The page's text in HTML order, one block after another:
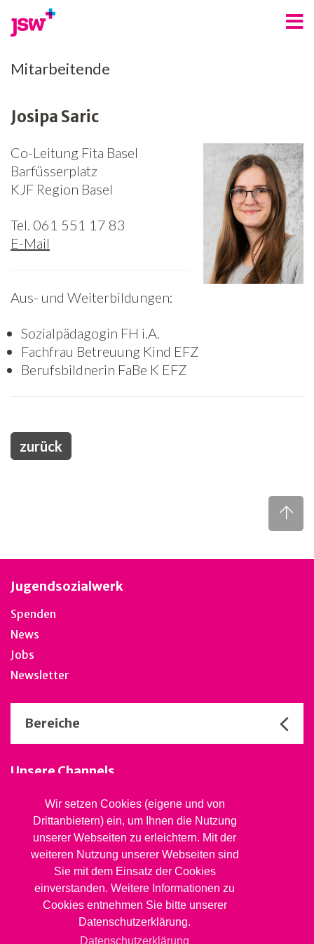
Wir setzen Cookies (eigene und von
Drittanbietern) ein, um Ihnen die Nutzung
unserer Webseiten zu erleichtern. Mit der
weiteren Nutzung unserer Webseiten sind
Sie mit dem Einsatz der Cookies
einverstanden. Weitere Informationen zu
Cookies entnehmen Sie bitte unserer
Datenschutzerklärung.
Datenschutzerklärung
Angebote
Über uns
Spenden
Freiwilligenarbeit
Kontakt
Jobs
Mitarbeitende
Josipa Saric
Co-Leitung Fita Basel
Barfüsserplatz
KJF Region Basel
Tel. 061 551 17 83
E-Mail
Aus- und Weiterbildungen:
Sozialpädagogin FH i.A.
Fachfrau Betreuung Kind EFZ
Berufsbildnerin FaBe K EFZ
zurück
Jugendsozialwerk
Spenden
News
Jobs
Newsletter
Bereiche
Unsere Channels
Stiftung Jugendsozialwerk
Blaues Kreuz BL
Rheinstrasse 20, 4410 Liestal
061 827 99 81
info@jsw.swiss